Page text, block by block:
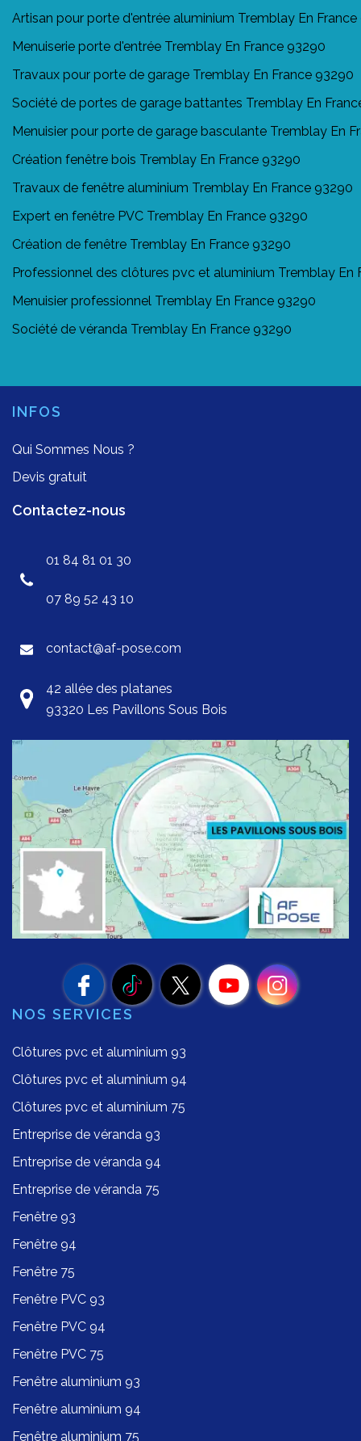
Artisan pour porte d'entrée aluminium Tremblay En
Menuiserie porte d'entrée Tremblay En France 93290
Travaux pour porte de garage Tremblay En France 93290
Société de portes de garage battantes Tremblay En
Menuisier pour porte de garage basculante Tremblay En
Création fenêtre bois Tremblay En France 93290
Travaux de fenêtre aluminium Tremblay En France 93290
Expert en fenêtre PVC Tremblay En France 93290
Création de fenêtre Tremblay En France 93290
Professionnel des clôtures pvc et aluminium Tremblay En
Menuisier professionnel Tremblay En France 93290
Société de véranda Tremblay En France 93290
INFOS
Qui Sommes Nous ?
Devis gratuit
Contactez-nous
01 84 81 01 30
07 89 52 43 10
contact@af-pose.com
42 allée des platanes
93320 Les Pavillons Sous Bois
NOS SERVICES
Clôtures pvc et aluminium 93
Clôtures pvc et aluminium 94
Clôtures pvc et aluminium 75
Entreprise de véranda 93
Entreprise de véranda 94
Entreprise de véranda 75
Fenêtre 93
Fenêtre 94
Fenêtre 75
Fenêtre PVC 93
Fenêtre PVC 94
Fenêtre PVC 75
Fenêtre aluminium 93
Fenêtre aluminium 94
Fenêtre aluminium 75